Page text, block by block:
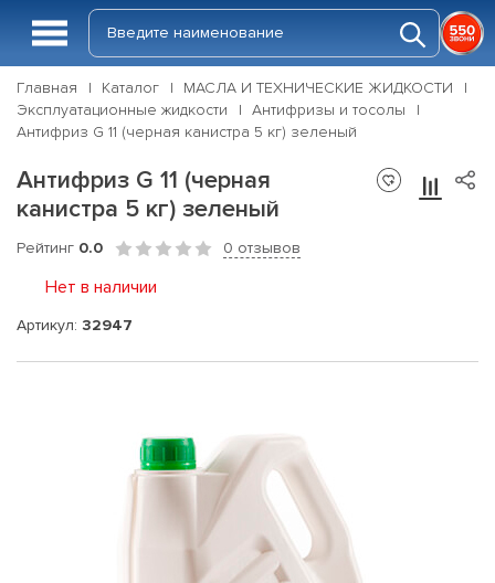
Главная Каталог
МАСЛА И ТЕХНИЧЕСКИЕ ЖИДКОСТИ
Эксплуатационные жидкости
Антифризы и тосолы
Антифриз G 11 (черная канистра 5 кг) зеленый
Антифриз G 11 (черная
канистра 5 кг) зеленый
Рейтинг 0.0 0 отзывов
Нет в наличии
Артикул: 32947